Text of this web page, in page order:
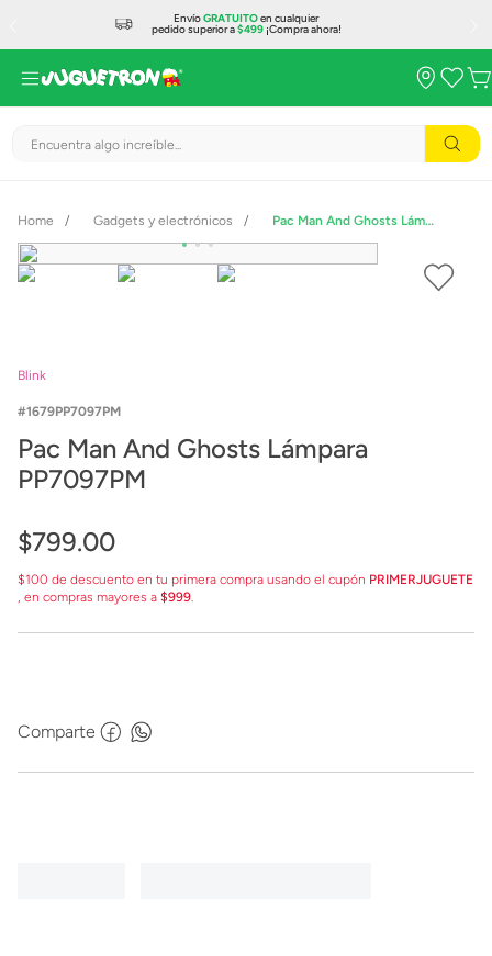
EnvíoGRATUITOen cualquier
pedido superior a$499¡Compra ahora!
Encuentra algo increíble...
Gadgets y electrónicos Pac Man And Ghosts Lámpara PP7097PM
Blink
1679PP7097PM
Pac Man And Ghosts Lámpara
PP7097PM
$799.00
$100 de descuento en tu primera compra usando el cupón PRIMERJUGUETE
, en compras mayores a $999.
Comparte